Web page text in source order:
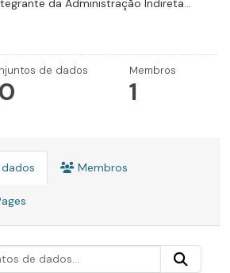
da Administração Indireta...
de dados Membros
1
Membros